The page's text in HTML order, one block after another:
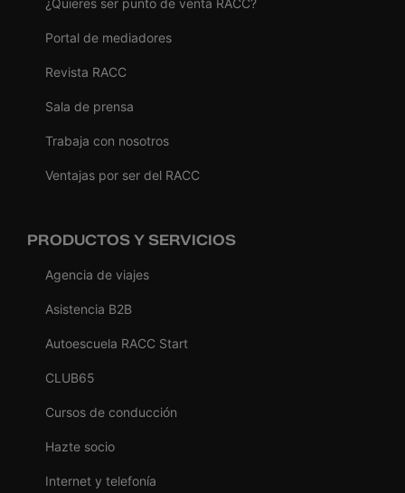
¿Quieres ser punto de venta RACC?
Portal de mediadores
Revista RACC
Sala de prensa
Trabaja con nosotros
Ventajas por ser del RACC
PRODUCTOS Y SERVICIOS
Agencia de viajes
Asistencia B2B
Autoescuela RACC Start
CLUB65
Cursos de conducción
Hazte socio
Internet y telefonía